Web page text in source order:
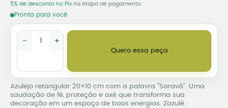
5% de desconto no Pix na etapa de pagamento.
Pronta para você
Azulejo retangular 20×10 cm com a palavra “Saravá”. Uma
saudação de fé, proteção e axé que transforma sua
decoração em um espaço de boas energias. Zazulê.
Azulejo Decorativo Saravá quantidade
− +
Quero essa peça